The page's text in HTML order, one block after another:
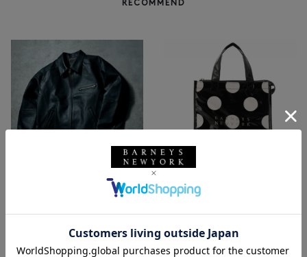
RECOMMEND
ELLM ホースレザーブルゾン
¥165,000
NEW
グ／ドット柄
¥6,600